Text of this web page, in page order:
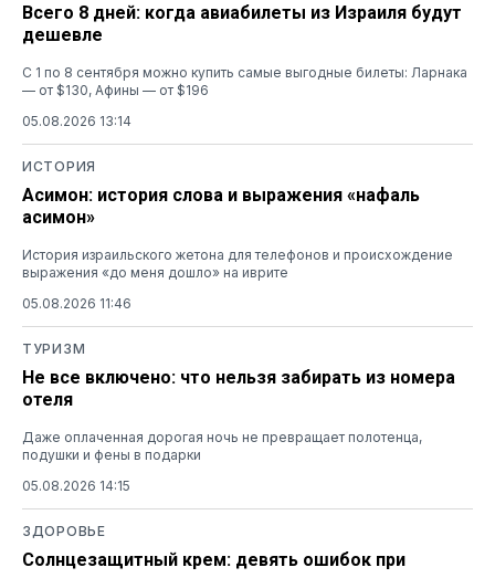
Всего 8 дней: когда авиабилеты из Израиля будут
дешевле
С 1 по 8 сентября можно купить самые выгодные билеты: Ларнака
— от $130, Афины — от $196
05.08.2026 13:14
ИСТОРИЯ
Асимон: история слова и выражения «нафаль
асимон»
История израильского жетона для телефонов и происхождение
выражения «до меня дошло» на иврите
05.08.2026 11:46
ТУРИЗМ
Не все включено: что нельзя забирать из номера
отеля
Даже оплаченная дорогая ночь не превращает полотенца,
подушки и фены в подарки
05.08.2026 14:15
ЗДОРОВЬЕ
Солнцезащитный крем: девять ошибок при